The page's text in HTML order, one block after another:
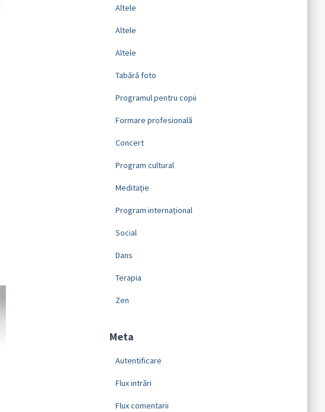
Altele
Altele
Altele
Tabără foto
Programul pentru copii
Formare profesională
Concert
Program cultural
Meditație
Program internațional
Social
Dans
Terapia
Zen
Meta
Autentificare
Flux intrări
Flux comentarii